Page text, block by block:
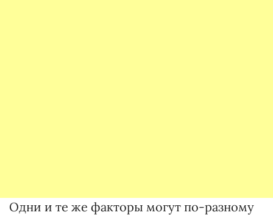
Одни и те же факторы могут по-разному